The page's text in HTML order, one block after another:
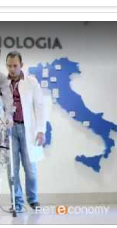
E